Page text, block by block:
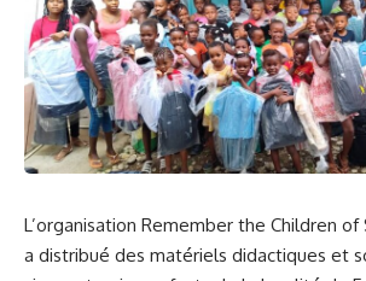
L’organisation Remember the Children of
a distribué des matériels didactiques et